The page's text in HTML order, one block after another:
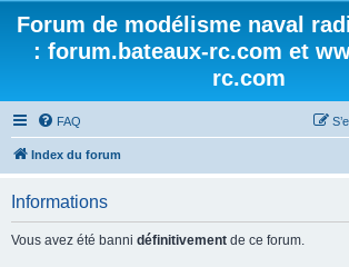
Forum de modélisme naval
: forum.bateaux-rc.com et
rc.com
FAQ
Index du forum
Informations
Vous avez été banni définitivement de ce forum.